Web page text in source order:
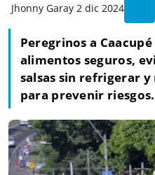
Jhonny Garay 2 dic 2024
Peregrinos a
alimentos seguros,
salsas sin refrigerar
para prevenir riesgos.